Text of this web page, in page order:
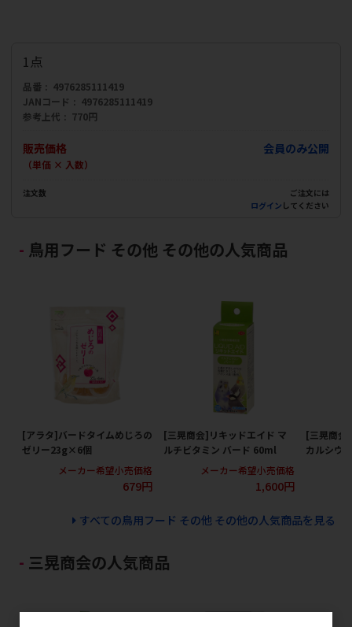
1点
品番
4976285111419
JANコード
4976285111419
参考上代
770円
販売価格
（単価 × 入数）
会員のみ公開
注文数
ご注文には
ログイン してください
鳥用フード その他 その他の人気商品
[アラタ]バードタイムめじろの
ゼリー23g×6個
メーカー希望小売価格
679円
[三晃商会]リキッドエイド マ
ルチビタミン バード 60ml
メーカー希望小売価格
1,600円
[三晃商会
カルシウ
すべての鳥用フード その他 その他の人気商品を見る
三晃商会の人気商品